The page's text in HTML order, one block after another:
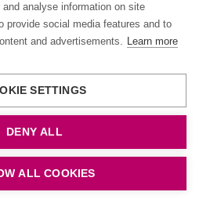
analyse information on site
provide social media features and to
and advertisements. Learn more
SETTINGS
DENY ALL
ALL COOKIES
inom sjöfart
Nyhetsbrev